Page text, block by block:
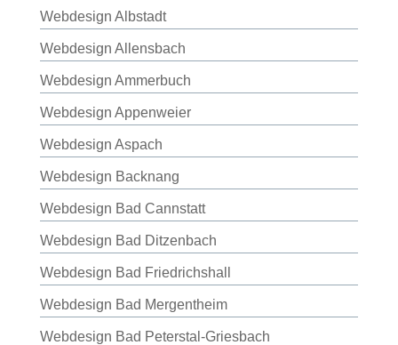
Webdesign Albstadt
Webdesign Allensbach
Webdesign Ammerbuch
Webdesign Appenweier
Webdesign Aspach
Webdesign Backnang
Webdesign Bad Cannstatt
Webdesign Bad Ditzenbach
Webdesign Bad Friedrichshall
Webdesign Bad Mergentheim
Webdesign Bad Peterstal-Griesbach